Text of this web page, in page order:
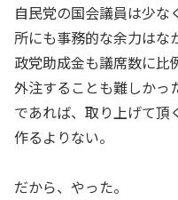
自民党の国会議員は少
所にも事務的な余力はな
政党助成金も議席数に比
外注することも難しかっ
であれば、取り上げて頂
作るよりない。
だから、やった。